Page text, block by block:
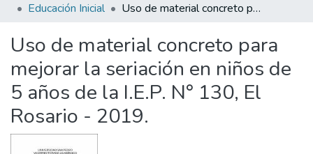
All of DSpace
Statistics
Educación Inicial
Uso de material concreto para mejorar la seriación en niños de 5 años de la I.E.P. N° 130, El Rosario - 2019.
Uso de material concreto para
mejorar la seriación en niños de
5 años de la I.E.P. N° 130, El
Rosario - 2019.